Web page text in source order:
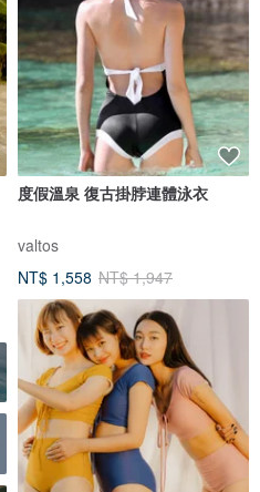
度假溫泉 復古掛脖連體泳衣
valtos
NT$ 1,558 NT$ 1,947